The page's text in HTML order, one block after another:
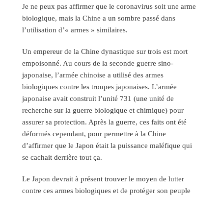
Je ne peux pas affirmer que le coronavirus soit une arme
biologique, mais la Chine a un sombre passé dans
l’utilisation d’« armes » similaires.
Un empereur de la Chine dynastique sur trois est mort
empoisonné. Au cours de la seconde guerre sino-
japonaise, l’armée chinoise a utilisé des armes
biologiques contre les troupes japonaises. L’armée
japonaise avait construit l’unité 731 (une unité de
recherche sur la guerre biologique et chimique) pour
assurer sa protection. Après la guerre, ces faits ont été
déformés cependant, pour permettre à la Chine
d’affirmer que le Japon était la puissance maléfique qui
se cachait derrière tout ça.
Le Japon devrait à présent trouver le moyen de lutter
contre ces armes biologiques et de protéger son peuple